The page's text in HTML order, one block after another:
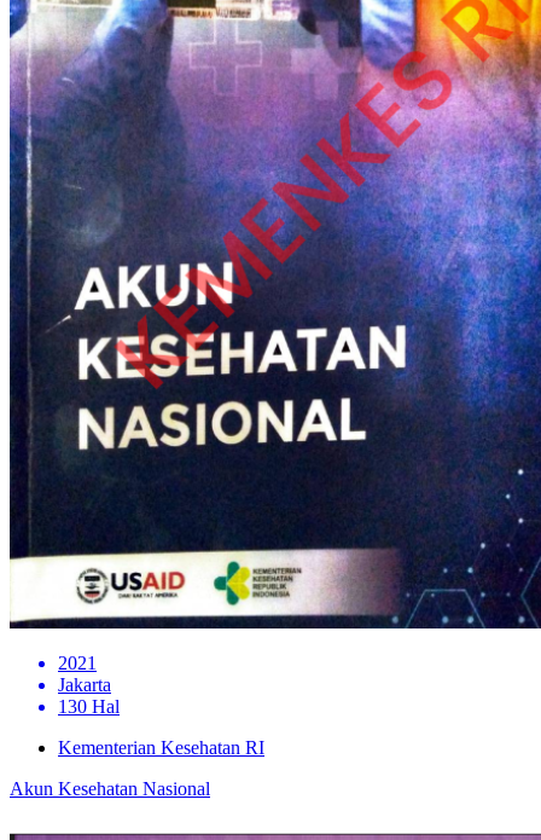
2021
Jakarta
130 Hal
Kementerian Kesehatan RI
Akun Kesehatan Nasional